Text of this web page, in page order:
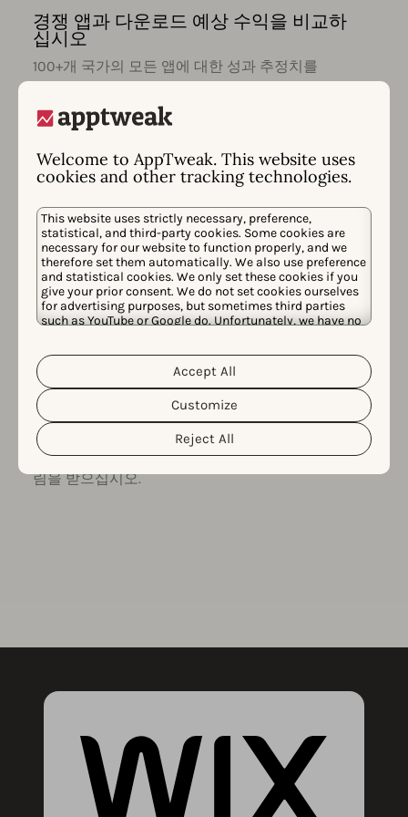
Welcome to AppTweak. This website uses
cookies and other tracking technologies.
This website uses strictly necessary, preference,
statistical, and third-party cookies. Some cookies are
necessary for our website to function properly, and we
therefore set them automatically. We also use preference
and statistical cookies. We only set these cookies if you
give your prior consent. We do not set cookies ourselves
for advertising purposes, but sometimes third parties
such as YouTube or Google do. Unfortunately, we have no
personal data and the different cookies we use, please
read our
Cookie Policy&Privacy Policy
customize your cookie settings and preferences by
clicking the “Customize” button.
Reject All
Customize
Accept All
경쟁 앱과 다운로드 예상 수익을 비교하
십시오
100+개 국가의 모든 앱에 대한 성과 추정치를
십시오.
커스텀 내보내기를 활용하십시오
목표를 위한 커스텀 ASO 및 성과 대시보드를
만드세요. 모든 데이터 을 쉽게 내보내고 즐겨
사용하는 BI 도구와 통합하세요.
스마트 인사이트 및 알림을 받아보십시
오
ASO 변동을 놓치지 말고 앱 성과 업데이트 알
림을 받으십시오.